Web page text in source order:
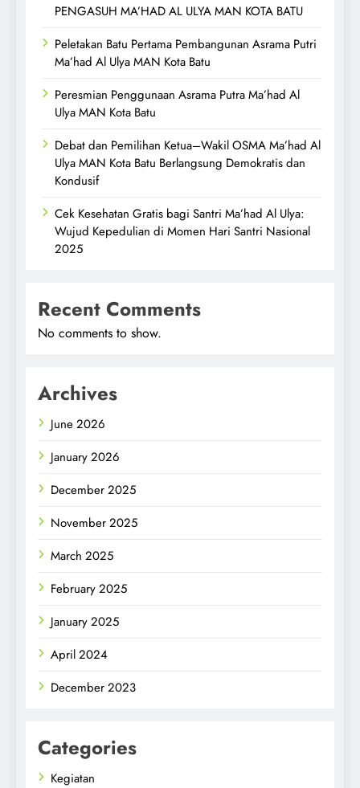
PENGASUH MA’HAD AL ULYA MAN KOTA BATU
Peletakan Batu Pertama Pembangunan Asrama Putri
Ma’had Al Ulya MAN Kota Batu
Peresmian Penggunaan Asrama Putra Ma’had Al
Ulya MAN Kota Batu
Debat dan Pemilihan Ketua–Wakil OSMA Ma’had Al
Ulya MAN Kota Batu Berlangsung Demokratis dan
Kondusif
Cek Kesehatan Gratis bagi Santri Ma’had Al Ulya:
Wujud Kepedulian di Momen Hari Santri Nasional
2025
Recent Comments
No comments to show.
Archives
June 2026
January 2026
December 2025
November 2025
March 2025
February 2025
January 2025
April 2024
December 2023
Categories
Kegiatan